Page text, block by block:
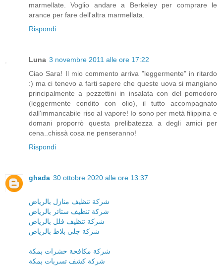
marmellate. Voglio andare a Berkeley per comprare le
arance per fare dell'altra marmellata.
Rispondi
Luna 3 novembre 2011 alle ore 17:22
Ciao Sara! Il mio commento arriva "leggermente" in ritardo
:) ma ci tenevo a farti sapere che queste uova si mangiano
principalmente a pezzettini in insalata con del pomodoro
(leggermente condito con olio), il tutto accompagnato
dall'immancabile riso al vapore! Io sono per metà filippina e
domani proporrò questa prelibatezza a degli amici per
cena..chissà cosa ne penseranno!
Rispondi
ghada 30 ottobre 2020 alle ore 13:37
شركة تنظيف منازل بالرياض
شركة تنظيف ستائر بالرياض
شركة تنظيف فلل بالرياض
شركة جلي بلاط بالرياض
شركة مكافحة حشرات بمكة
شركة كشف تسربات بمكة